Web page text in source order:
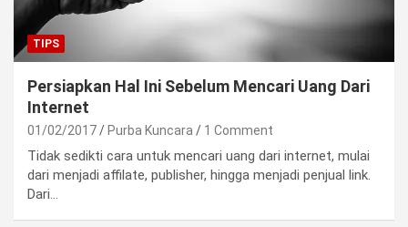
TIPS
Persiapkan Hal Ini Sebelum Mencari Uang Dari
Internet
01/02/2017 Purba Kuncara 1 Comment
Tidak sedikti cara untuk mencari uang dari internet, mulai
dari menjadi affilate, publisher, hingga menjadi penjual link.
Dari…